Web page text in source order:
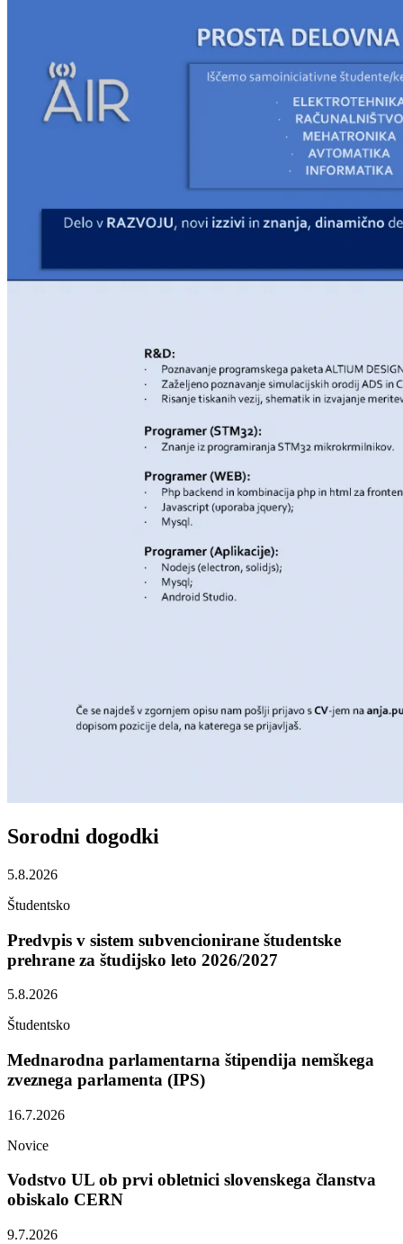
Sorodni dogodki
5.8.2026
Študentsko
Predvpis v sistem subvencionirane študentske
prehrane za študijsko leto 2026/2027
5.8.2026
Študentsko
Mednarodna parlamentarna štipendija nemškega
zveznega parlamenta (IPS)
16.7.2026
Novice
Vodstvo UL ob prvi obletnici slovenskega članstva
obiskalo CERN
9.7.2026